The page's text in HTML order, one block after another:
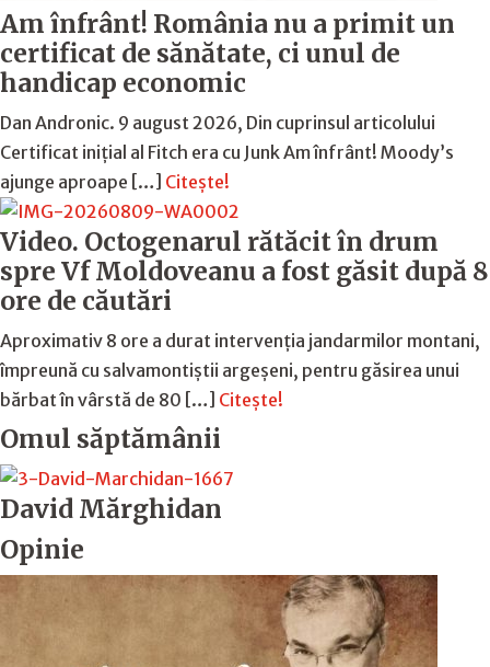
Am înfrânt! România nu a primit un
certificat de sănătate, ci unul de
handicap economic
Dan Andronic. 9 august 2026, Din cuprinsul articolului
Certificat inițial al Fitch era cu Junk Am înfrânt! Moody’s
ajunge aproape […] Citește!
Video. Octogenarul rătăcit în drum
spre Vf Moldoveanu a fost găsit după 8
ore de căutări
Aproximativ 8 ore a durat intervenția jandarmilor montani,
împreună cu salvamontiștii argeșeni, pentru găsirea unui
bărbat în vârstă de 80 […] Citește!
Omul săptămânii
David Mărghidan
Opinie